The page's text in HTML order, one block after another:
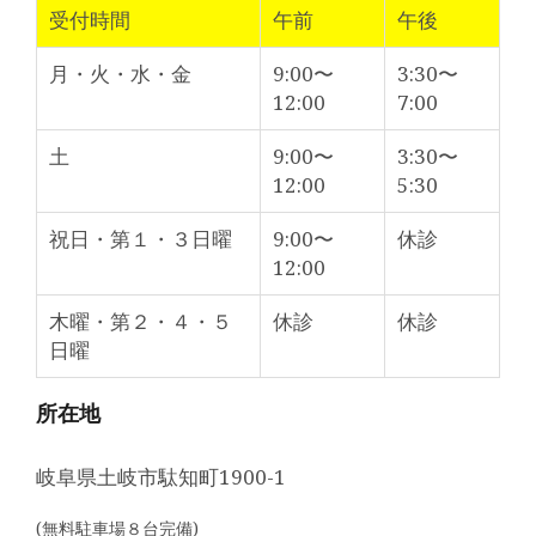
受付時間 午前
午後
月・火・水・金
9:00〜
12:00
3:30〜
7:00
土
9:00〜
12:00
3:30〜
5:30
祝日・第１・３日曜
9:00〜
12:00
休診
木曜・第２・４・５
日曜
休診 休診
所在地
岐阜県土岐市駄知町1900-1
(無料駐車場８台完備)